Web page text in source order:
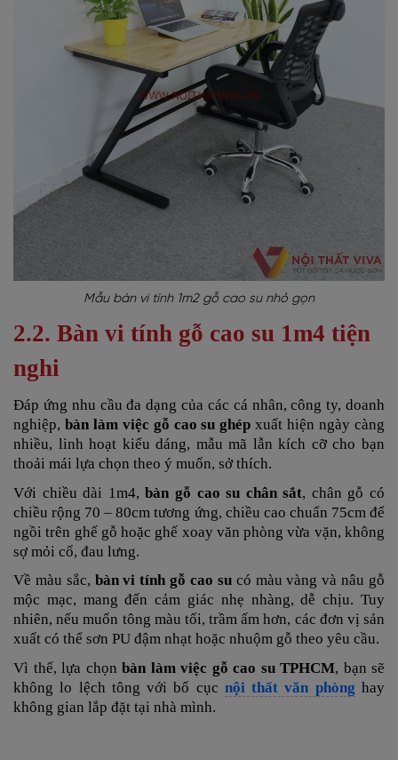
Mẫu bàn vi tính 1m2 gỗ cao su nhỏ gọn
2.2. Bàn vi tính gỗ cao su 1m4 tiện
nghi
Đáp ứng nhu cầu đa dạng của các cá nhân, công ty, doanh
nghiệp, bàn làm việc gỗ cao su ghép xuất hiện ngày càng
nhiều, linh hoạt kiểu dáng, mẫu mã lẫn kích cỡ cho bạn
thoải mái lựa chọn theo ý muốn, sở thích.
Với chiều dài 1m4,bàn gỗ cao su chân sắt, chân gỗ có
chiều rộng 70 – 80cm tương ứng, chiều cao chuẩn 75cm để
ngồi trên ghế gỗ hoặc ghế xoay văn phòng vừa vặn, không
sợ mỏi cổ, đau lưng.
Về màu sắc, bàn vi tính gỗ cao sucó màu vàng và nâu gỗ
mộc mạc, mang đến cảm giác nhẹ nhàng, dễ chịu. Tuy
nhiên, nếu muốn tông màu tối, trầm ấm hơn, các đơn vị sản
xuất có thể sơn PU đậm nhạt hoặc nhuộm gỗ theo yêu cầu.
Vì thế, lựa chọn bàn làm việc gỗ cao su TPHCM, bạn sẽ
không lo lệch tông với bố cục nội thất văn phòng hay
không gian lắp đặt tại nhà mình.